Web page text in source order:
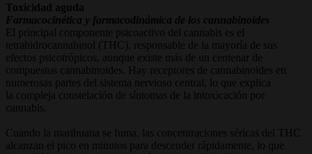
Toxicidad aguda
Farmacocinética y farmacodinámica de los cannabinoides
El principal componente psicoactivo del cannabis es el
tetrahidrocannabinol (THC), responsable de la mayoría de sus
efectos psicotrópicos, aunque existe más de un centenar de
compuestos cannabinoides. Hay receptores de cannabinoides en
numerosas partes del sistema nervioso central, lo que explica
la compleja constelación de síntomas de la intoxicación por
cannabis.
Cuando la marihuana se fuma, las concentraciones séricas del THC
alcanzan el pico en minutos para descender rápidamente, lo que